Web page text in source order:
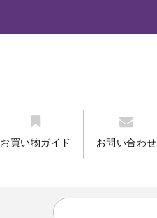
お買い物ガイド お問い合わせ